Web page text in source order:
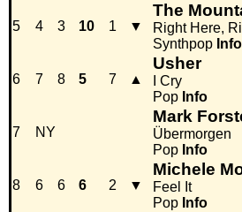
5 4 3 10 1 ▼
The
Right Here,
Synthpop Info
6 7 8 5 7 ▲
Usher
I Cry
Pop Info
7 NY
Mark
Übermorgen
Pop Info
8 6 6 6 2 ▼
Michele
Feel It
Pop Info